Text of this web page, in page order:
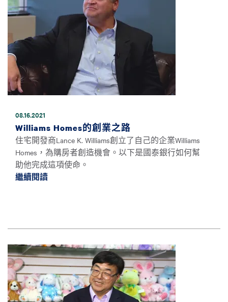
08.16.2021
Williams Homes的創業之路
住宅開發商Lance K. Williams創立了自己的企業Williams
Homes，為購房者創造機會。以下是國泰銀行如何幫
助他完成這項使命。
繼續閱讀繼續閱讀Williams Homes的創業之路 *
圖片